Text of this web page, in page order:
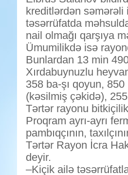
kreditlərdən səmərəli
təsərrüfatda
nail olmağı qarşıya
Ümumilikdə isə
Bunlardan 13 min
Xırdabuynuzlu
358 ba-şı qoyun,
(kəsilmiş çəkidə),
Tərtər rayonu
Proqram ayrı-ayrı
pambıqçının,
Tərtər Rayon İcra
deyir.
–Kiçik ailə